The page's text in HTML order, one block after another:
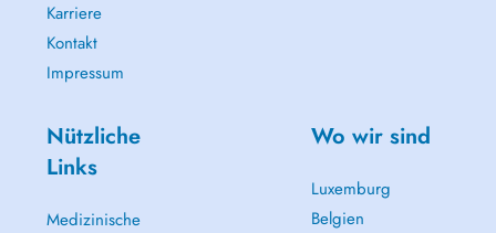
Karriere
Kontakt
Impressum
Nützliche
Links
Medizinische
Wo wir sind
Luxemburg
Belgien